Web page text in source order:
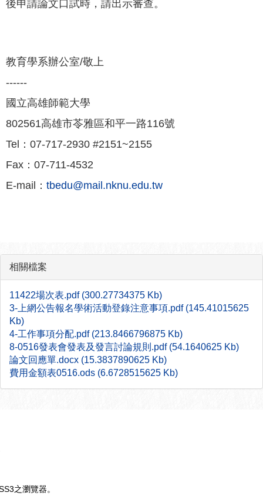
後申請論文口試時，請出示審查。
教育學系辦公室/敬上
------
國立高雄師範大學
802561高雄市苓雅區和平一路116號
Tel：07-717-2930 #2151~2155
Fax：07-711-4532
E-mail： tbedu@mail.nknu.edu.tw
相關檔案
11422場次表.pdf (300.27734375 Kb)
3-上網公告報名學術活動登錄注意事項.pdf (145.41015625
Kb)
4-工作事項分配.pdf (213.8466796875 Kb)
8-0516發表會發表及發言討論規則.pdf (54.1640625 Kb)
論文回應單.docx (15.3837890625 Kb)
費用金額表0516.ods (6.6728515625 Kb)
之瀏覽器。